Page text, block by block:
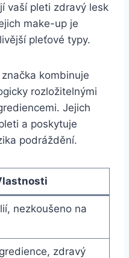
vaší ⁣pleti zdravý ​lesk
make-up je
pleťové typy.
kombinuje⁢
rozložitelnými
Jejich
‍a poskytuje
podráždění.
nezkoušeno na
zdravý